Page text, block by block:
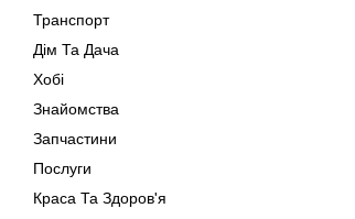
Транспорт
Дім Та Дача
Хобі
Знайомства
Запчастини
Послуги
Краса Та Здоров'я